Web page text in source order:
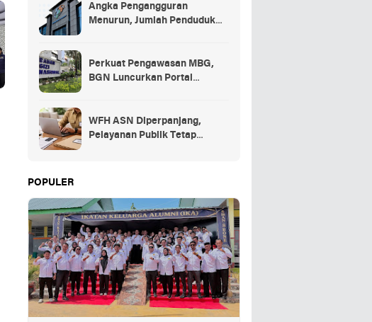
Angka Pengangguran
Menurun, Jumlah Penduduk
Perkuat Pengawasan MBG,
BGN Luncurkan Portal
WFH ASN Diperpanjang,
Pelayanan Publik Tetap
POPULER